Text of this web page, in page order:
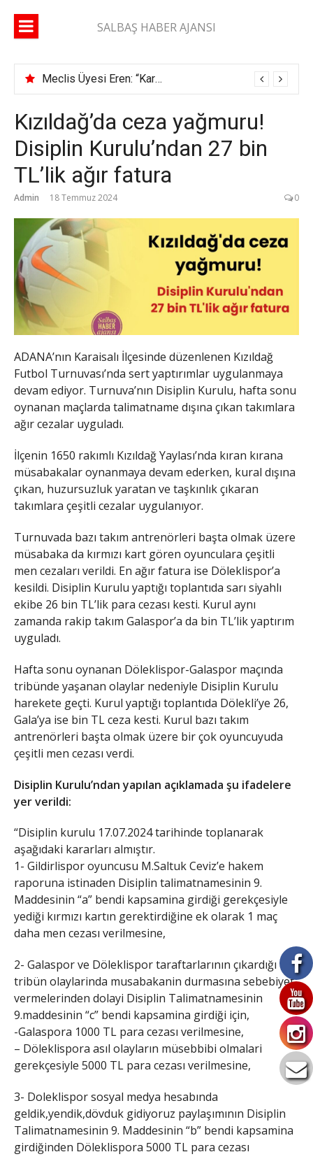
SALBAŞ HABER AJANSI
Meclis Üyesi Eren: “Karaisalı yolunda 2 ay geçti, şerit çizgisi bile çekilmedi”
Kızıldağ’da ceza yağmuru!
Disiplin Kurulu’ndan 27 bin
TL’lik ağır fatura
Admin 18 Temmuz 2024 0
ADANA’nın Karaisalı İlçesinde düzenlenen Kızıldağ
Futbol Turnuvası’nda sert yaptırımlar uygulanmaya
devam ediyor. Turnuva’nın Disiplin Kurulu, hafta sonu
oynanan maçlarda talimatname dışına çıkan takımlara
ağır cezalar uyguladı.
İlçenin 1650 rakımlı Kızıldağ Yaylası’nda kıran kırana
müsabakalar oynanmaya devam ederken, kural dışına
çıkan, huzursuzluk yaratan ve taşkınlık çıkaran
takımlara çeşitli cezalar uygulanıyor.
Turnuvada bazı takım antrenörleri başta olmak üzere
müsabaka da kırmızı kart gören oyunculara çeşitli
men cezaları verildi. En ağır fatura ise Döleklispor’a
kesildi. Disiplin Kurulu yaptığı toplantıda sarı siyahlı
ekibe 26 bin TL’lik para cezası kesti. Kurul aynı
zamanda rakip takım Galaspor’a da bin TL’lik yaptırım
uyguladı.
Hafta sonu oynanan Döleklispor-Galaspor maçında
tribünde yaşanan olaylar nedeniyle Disiplin Kurulu
harekete geçti. Kurul yaptığı toplantıda Dölekli’ye 26,
Gala’ya ise bin TL ceza kesti. Kurul bazı takım
antrenörleri başta olmak üzere bir çok oyuncuyuda
çeşitli men cezası verdi.
Disiplin Kurulu’ndan yapılan açıklamada şu ifadelere
yer verildi:
“Disiplin kurulu 17.07.2024 tarihinde toplanarak
aşağıdaki kararları almıştır.
1- Gildirlispor oyuncusu M.Saltuk Ceviz’e hakem
raporuna istinaden Disiplin talimatnamesinin 9.
Maddesinin “a” bendi kapsamina girdiği gerekçesiyle
yediği kırmızı kartın gerektirdiğine ek olarak 1 maç
daha men cezası verilmesine,
2- Galaspor ve Döleklispor taraftarlarının çıkardığı
tribün olaylarinda musabakanin durmasına sebebiyet
vermelerinden dolayi Disiplin Talimatnamesinin
9.maddesinin “c” bendi kapsamina girdiği için,
-Galaspora 1000 TL para cezası verilmesine,
– Döleklispora asıl olayların müsebbibi olmalari
gerekçesiyle 5000 TL para cezası verilmesine,
3- Doleklispor sosyal medya hesabında
geldik,yendik,dövduk gidiyoruz paylaşımının Disiplin
Talimatnamesinin 9. Maddesinin “b” bendi kapsamina
girdiğinden Döleklispora 5000 TL para cezası